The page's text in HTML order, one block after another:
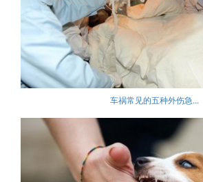
车祸常见的五种外伤急...